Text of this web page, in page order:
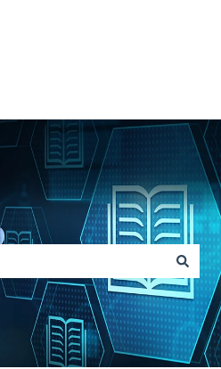
per le traduzioni
perché il campo di